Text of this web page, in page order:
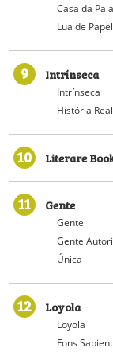
Casa da
Lua de Papel
9 Intrínseca
Intrínseca
História Real
10 Literare
11 Gente
Gente
Gente
Única
12 Loyola
Loyola
Fons